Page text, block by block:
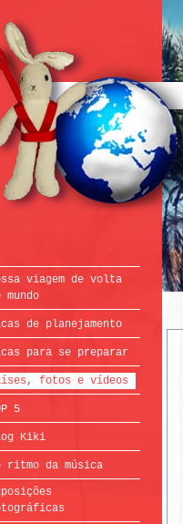
viagem de volta
mundo
de planejamento
para se preparar
fotos e vídeos
5
Kiki
ritmo da música